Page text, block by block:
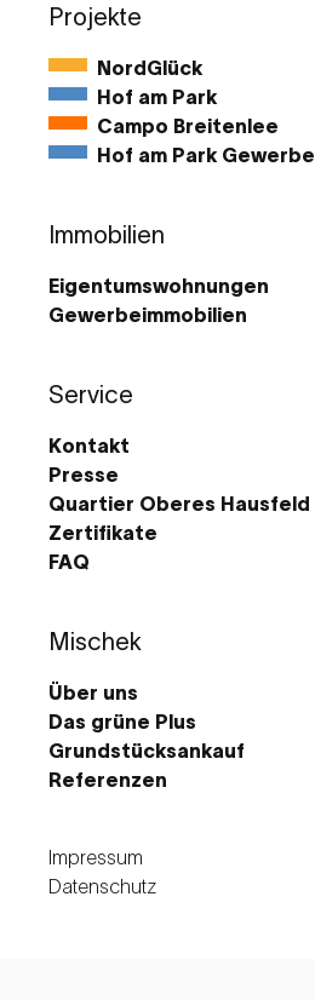
Projekte
NordGlück
Hof am Park
Campo Breitenlee
Hof am Park Gewerbe
Immobilien
Eigentumswohnungen
Gewerbeimmobilien
Service
Kontakt
Presse
Quartier Oberes Hausfeld
Zertifikate
FAQ
Mischek
Über uns
Das grüne Plus
Grundstücksankauf
Referenzen
Impressum
Datenschutz